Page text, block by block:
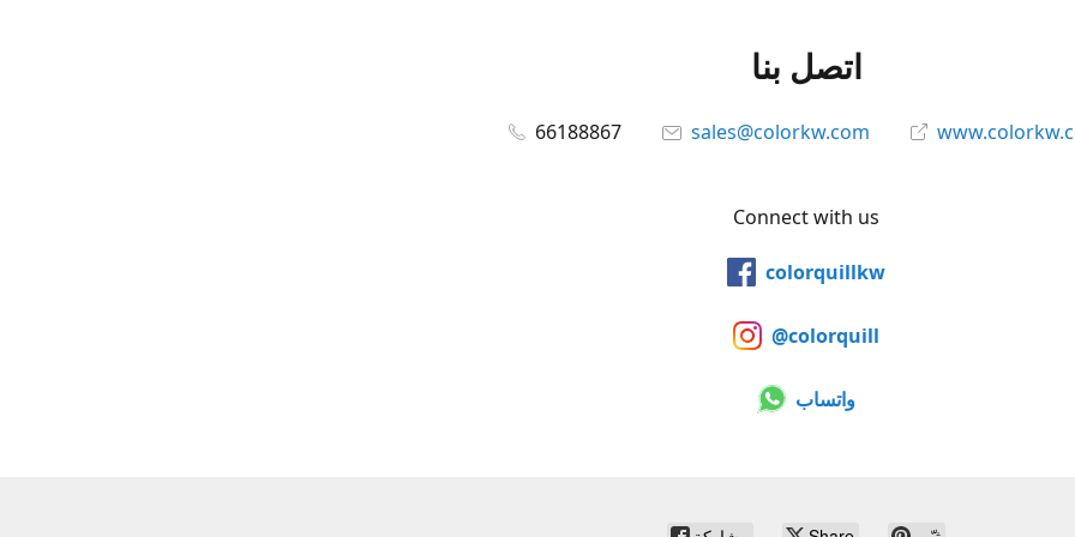
اتصل بنا
66188867 sales@colorkw.com
Connect with us
colorquillkw
@colorquill
واتساب